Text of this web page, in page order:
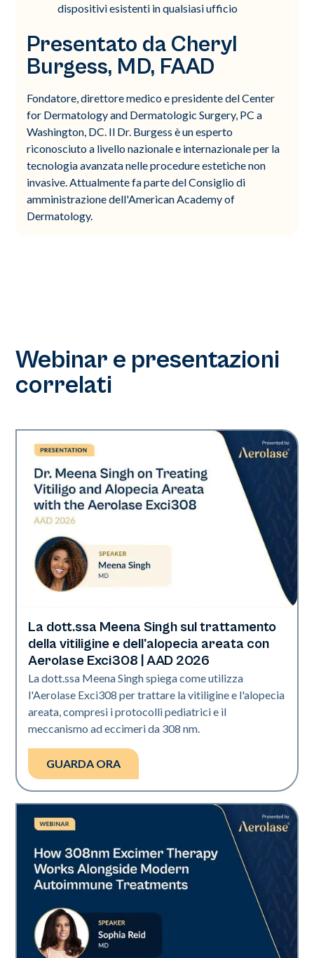
dispositivi esistenti in qualsiasi ufficio
Presentato da Cheryl
Burgess, MD, FAAD
Fondatore, direttore medico e presidente del Center
for Dermatology and Dermatologic Surgery, PC a
Washington, DC. Il Dr. Burgess è un esperto
riconosciuto a livello nazionale e internazionale per la
tecnologia avanzata nelle procedure estetiche non
invasive. Attualmente fa parte del Consiglio di
amministrazione dell'American Academy of
Dermatology.
Webinar e presentazioni
correlati
Exci308
La dott.ssa Meena Singh sul trattamento
della vitiligine e dell'alopecia areata con
Aerolase Exci308 | AAD 2026
La dott.ssa Meena Singh spiega come utilizza
l'Aerolase Exci308 per trattare la vitiligine e l'alopecia
areata, compresi i protocolli pediatrici e il
meccanismo ad eccimeri da 308 nm.
GUARDA ORA